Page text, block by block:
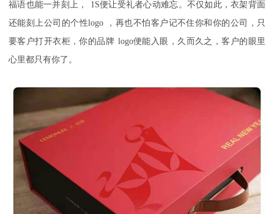
福语也能一并刻上，
1S便让受礼者心动难忘。不仅如此，衣架背面
还能刻上公司的个性logo
，再也不怕客户记不住你和你的公司，只
要客户打开衣柜，你的品牌 logo便能入眼，久而久之，客户的眼里
心里都只有你了。